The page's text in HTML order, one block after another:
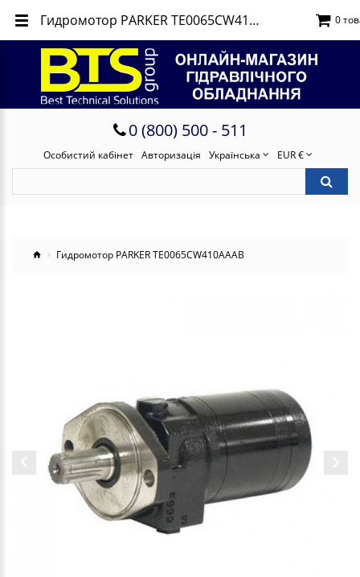
0 (800) 500 - 511
Особистий кабінет Авторизація Українська EUR €
0
Гидромотор PARKER TE0065CW410AAAB
Гидромотор PARKER TE0065CW410AAAB